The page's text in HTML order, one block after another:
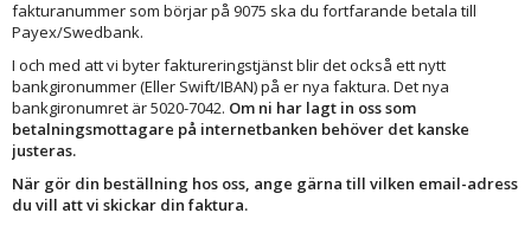
fakturanummer som börjar på 9075 ska du fortfarande betala till
Payex/Swedbank.
I och med att vi byter faktureringstjänst blir det också ett nytt
bankgironummer (Eller Swift/IBAN) på er nya faktura. Det nya
bankgironumret är 5020-7042. Om ni har lagt in oss som
betalningsmottagare på internetbanken behöver det kanske
justeras.
När gör din beställning hos oss, ange gärna till vilken email-adress
du vill att vi skickar din faktura.